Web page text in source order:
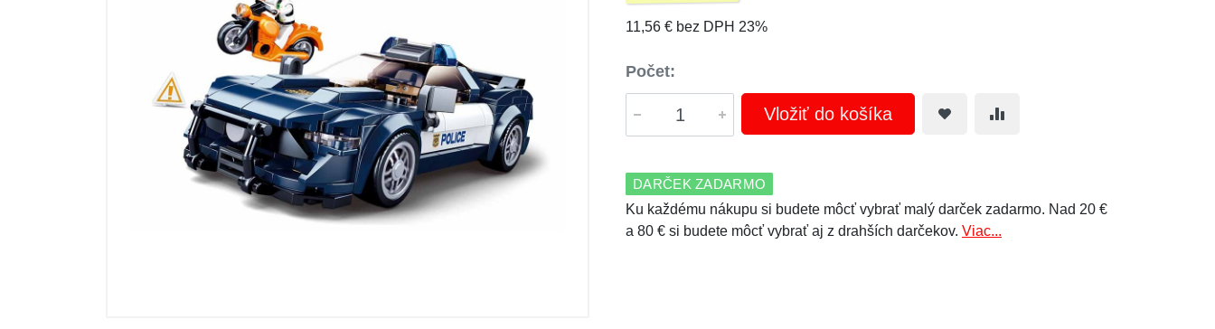
11,56 € bez DPH 23%
Počet:
Vložiť do košíka
DARČEK ZADARMO
Ku každému nákupu si budete môcť vybrať malý darček zadarmo. Nad 20 €
a 80 € si budete môcť vybrať aj z drahších darčekov. Viac...